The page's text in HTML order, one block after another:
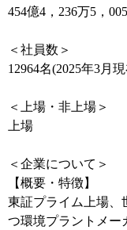
454億4，236万5，
＜社員数＞
12964名(2025年3月
＜上場・非上場＞
上場
＜企業について＞
【概要・特徴】
東証プライム上場、
つ環境プラントメー